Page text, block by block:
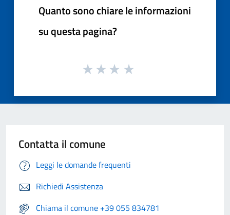
Quanto sono chiare le informazioni
su questa pagina?
Contatta il comune
Leggi le domande frequenti
Richiedi Assistenza
Chiama il comune +39 055 834781